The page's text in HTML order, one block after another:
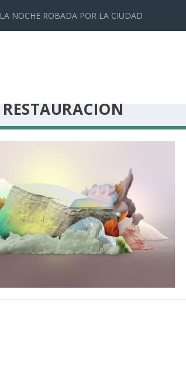
LA NOCHE ROBADA POR LA CIUDAD
RESTAURACIÓN